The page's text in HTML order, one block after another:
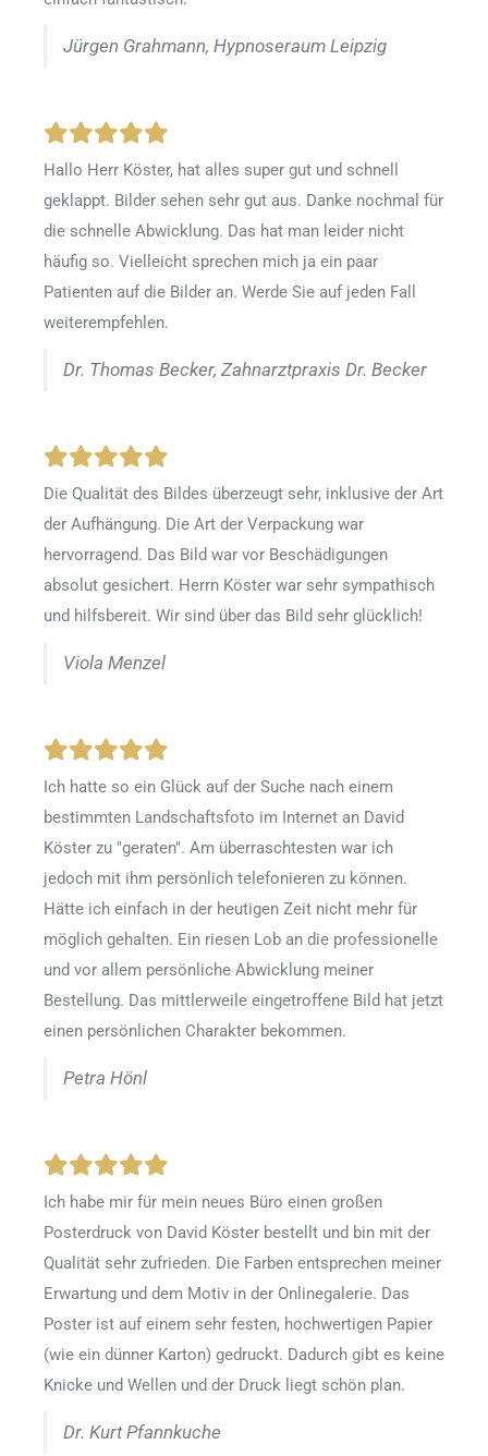
Jürgen Grahmann, Hypnoseraum Leipzig
Hallo Herr Köster, hat alles super gut und schnell
geklappt. Bilder sehen sehr gut aus. Danke nochmal für
die schnelle Abwicklung. Das hat man leider nicht
häufig so. Vielleicht sprechen mich ja ein paar
Patienten auf die Bilder an. Werde Sie auf jeden Fall
weiterempfehlen.
Dr. Thomas Becker, Zahnarztpraxis Dr. Becker
Die Qualität des Bildes überzeugt sehr, inklusive der Art
der Aufhängung. Die Art der Verpackung war
hervorragend. Das Bild war vor Beschädigungen
absolut gesichert. Herrn Köster war sehr sympathisch
und hilfsbereit. Wir sind über das Bild sehr glücklich!
Viola Menzel
Ich hatte so ein Glück auf der Suche nach einem
bestimmten Landschaftsfoto im Internet an David
Köster zu "geraten". Am überraschtesten war ich
jedoch mit ihm persönlich telefonieren zu können.
Hätte ich einfach in der heutigen Zeit nicht mehr für
möglich gehalten. Ein riesen Lob an die professionelle
und vor allem persönliche Abwicklung meiner
Bestellung. Das mittlerweile eingetroffene Bild hat jetzt
einen persönlichen Charakter bekommen.
Petra Hönl
Ich habe mir für mein neues Büro einen großen
Posterdruck von David Köster bestellt und bin mit der
Qualität sehr zufrieden. Die Farben entsprechen meiner
Erwartung und dem Motiv in der Onlinegalerie. Das
Poster ist auf einem sehr festen, hochwertigen Papier
(wie ein dünner Karton) gedruckt. Dadurch gibt es keine
Knicke und Wellen und der Druck liegt schön plan.
Dr. Kurt Pfannkuche